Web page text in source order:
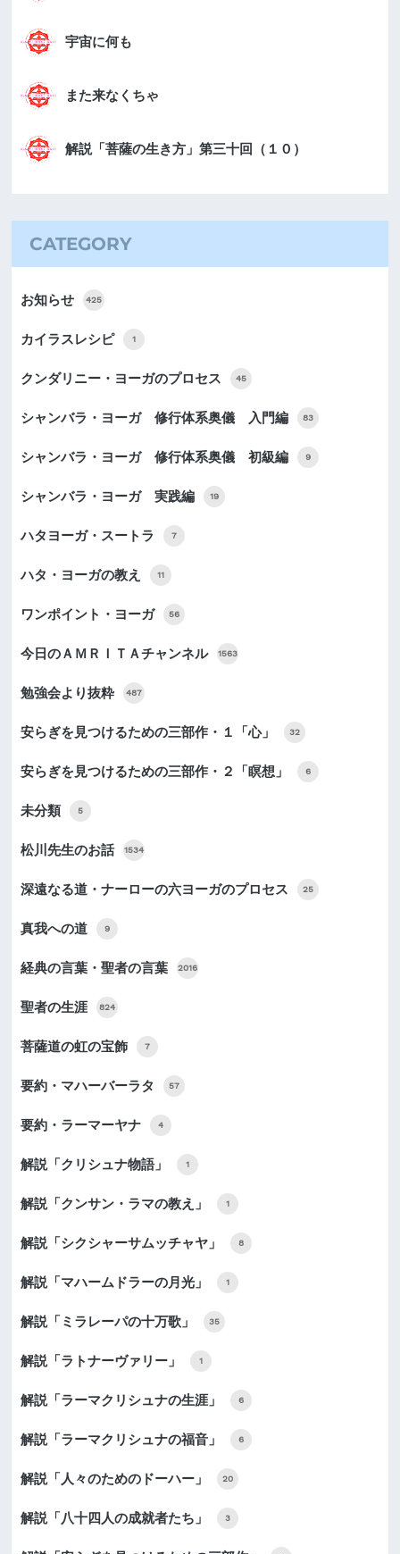
宇宙に何も
また来なくちゃ
解説「菩薩の生き方」第三十回（１０）
CATEGORY
お知らせ 425
カイラスレシピ 1
クンダリニー・ヨーガのプロセス 45
シャンバラ・ヨーガ 修行体系奥儀 入門編 83
シャンバラ・ヨーガ 修行体系奥儀 初級編 9
シャンバラ・ヨーガ 実践編 19
ハタヨーガ・スートラ 7
ハタ・ヨーガの教え 11
ワンポイント・ヨーガ 56
今日のＡＭＲＩＴＡチャンネル 1563
勉強会より抜粋 487
安らぎを見つけるための三部作・１「心」 32
安らぎを見つけるための三部作・２「瞑想」 6
未分類 5
松川先生のお話 1534
深遠なる道・ナーローの六ヨーガのプロセス 25
真我への道 9
経典の言葉・聖者の言葉 2016
聖者の生涯 824
菩薩道の虹の宝飾 7
要約・マハーバーラタ 57
要約・ラーマーヤナ 4
解説「クリシュナ物語」 1
解説「クンサン・ラマの教え」 1
解説「シクシャーサムッチャヤ」 8
解説「マハームドラーの月光」 1
解説「ミラレーパの十万歌」 35
解説「ラトナーヴァリー」 1
解説「ラーマクリシュナの生涯」 6
解説「ラーマクリシュナの福音」 6
解説「人々のためのドーハー」 20
解説「八十四人の成就者たち」 3